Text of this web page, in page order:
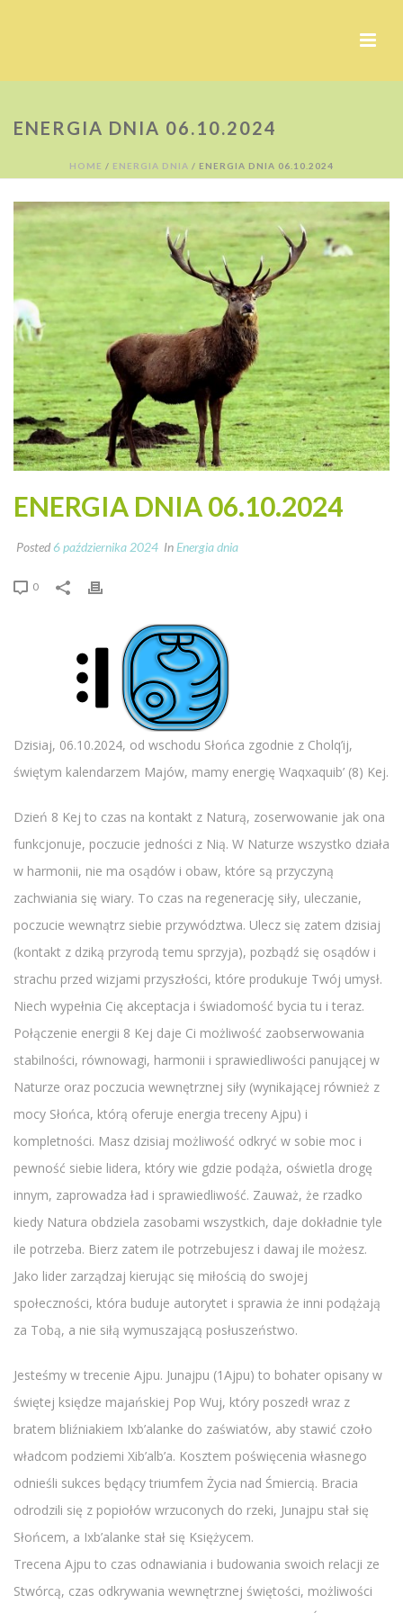
ENERGIA DNIA 06.10.2024
HOME / ENERGIA DNIA / ENERGIA DNIA 06.10.2024
ENERGIA DNIA 06.10.2024
Posted 6 października 2024 In Energia dnia
0
Dzisiaj, 06.10.2024, od wschodu Słońca zgodnie z Cholq’ij,
świętym kalendarzem Majów, mamy energię Waqxaquib’ (8) Kej.
Dzień 8 Kej to czas na kontakt z Naturą, zoserwowanie jak ona
funkcjonuje, poczucie jedności z Nią. W Naturze wszystko działa
w harmonii, nie ma osądów i obaw, które są przyczyną
zachwiania się wiary. To czas na regenerację siły, uleczanie,
poczucie wewnątrz siebie przywództwa. Ulecz się zatem dzisiaj
(kontakt z dziką przyrodą temu sprzyja), pozbądź się osądów i
strachu przed wizjami przyszłości, które produkuje Twój umysł.
Niech wypełnia Cię akceptacja i świadomość bycia tu i teraz.
Połączenie energii 8 Kej daje Ci możliwość zaobserwowania
stabilności, równowagi, harmonii i sprawiedliwości panującej w
Naturze oraz poczucia wewnętrznej siły (wynikającej również z
mocy Słońca, którą oferuje energia treceny Ajpu) i
kompletności. Masz dzisiaj możliwość odkryć w sobie moc i
pewność siebie lidera, który wie gdzie podąża, oświetla drogę
innym, zaprowadza ład i sprawiedliwość. Zauważ, że rzadko
kiedy Natura obdziela zasobami wszystkich, daje dokładnie tyle
ile potrzeba. Bierz zatem ile potrzebujesz i dawaj ile możesz.
Jako lider zarządzaj kierując się miłością do swojej
społeczności, która buduje autorytet i sprawia że inni podążają
za Tobą, a nie siłą wymuszającą posłuszeństwo.
Jesteśmy w trecenie Ajpu. Junajpu (1Ajpu) to bohater opisany w
świętej księdze majańskiej Pop Wuj, który poszedł wraz z
bratem bliźniakiem Ixb’alanke do zaświatów, aby stawić czoło
władcom podziemi Xib’alb’a. Kosztem poświęcenia własnego
odnieśli sukces będący triumfem Życia nad Śmiercią. Bracia
odrodzili się z popiołów wrzuconych do rzeki, Junajpu stał się
Słońcem, a Ixb’alanke stał się Księżycem.
Trecena Ajpu to czas odnawiania i budowania swoich relacji ze
Stwórcą, czas odkrywania wewnętrznej świętości, możliwości